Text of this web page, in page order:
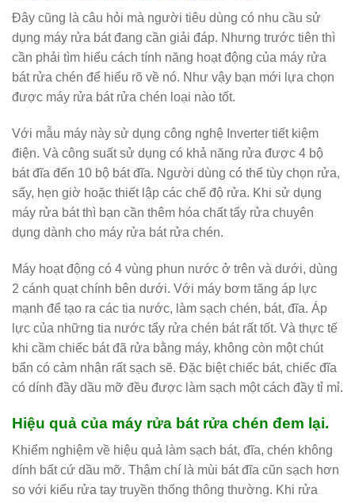
Đây cũng là câu hỏi mà người tiêu dùng có nhu cầu sử
dụng máy rửa bát đang cần giải đáp. Nhưng trước tiên thì
cần phải tìm hiểu cách tính năng hoạt động của máy rửa
bát rửa chén để hiểu rõ về nó. Như vậy bạn mới lựa chọn
được máy rửa bát rửa chén loại nào tốt.
Với mẫu máy này sử dụng công nghệ Inverter tiết kiệm
điện. Và công suất sử dụng có khả năng rửa được 4 bộ
bát đĩa đến 10 bộ bát đĩa. Người dùng có thể tùy chọn rửa,
sấy, hẹn giờ hoặc thiết lập các chế độ rửa. Khi sử dụng
máy rửa bát thì bạn cần thêm hóa chất tẩy rửa chuyên
dụng dành cho máy rửa bát rửa chén.
Máy hoạt động có 4 vùng phun nước ở trên và dưới, dùng
2 cánh quạt chính bên dưới. Với máy bơm tăng áp lực
mạnh để tạo ra các tia nước, làm sạch chén, bát, đĩa. Áp
lực của những tia nước tẩy rửa chén bát rất tốt. Và thực tế
khi cầm chiếc bát đã rửa bằng máy, không còn một chút
bẩn có cảm nhận rất sạch sẽ. Đặc biệt chiếc bát, chiếc đĩa
có dính đầy dầu mỡ đều được làm sạch một cách đầy tỉ mỉ.
Hiệu quả của máy rửa bát rửa chén đem lại.
Khiểm nghiệm về hiệu quả làm sạch bát, đĩa, chén không
dính bất cứ dầu mỡ. Thậm chí là mùi bát đĩa cũn sạch hơn
so với kiểu rửa tay truyền thống thông thường. Khi rửa